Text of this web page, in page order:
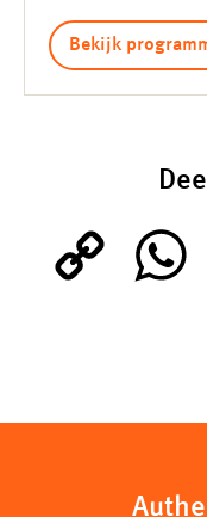
Bekijk
W